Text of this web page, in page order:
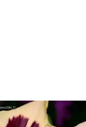
УСЛОВИЯ РАБОТЫ
КОНТАКТЫ